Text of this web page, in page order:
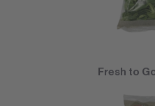
Fresh to